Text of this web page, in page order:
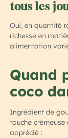
tous les
Oui, en quantité
richesse en
alimentation
Quand
coco
Ingrédient de
touche
apprécié :